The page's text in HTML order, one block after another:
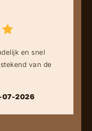
en snel
van de
07-2026